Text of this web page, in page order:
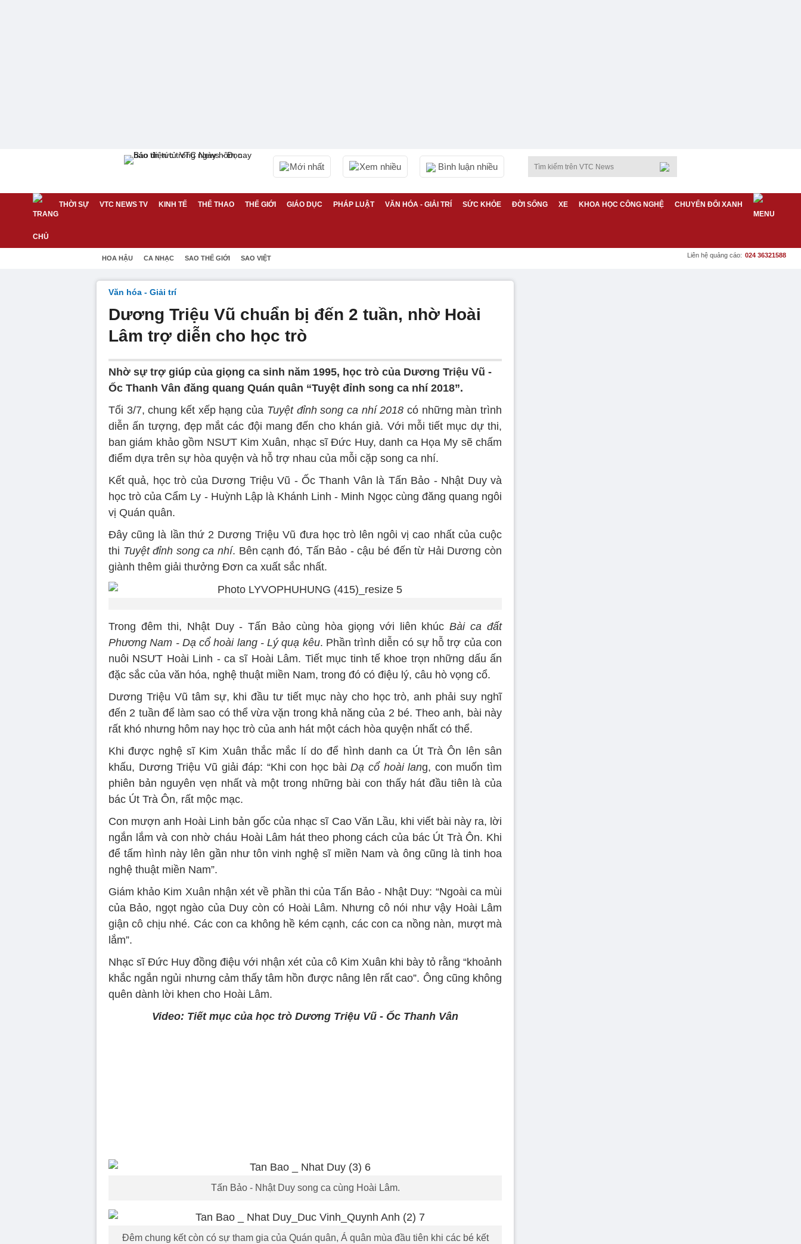
Mới nhất Xem nhiều Bình luận nhiều
THỜI SỰ VTC NEWS TV KINH TẾ THỂ THAO THẾ GIỚI GIÁO DỤC PHÁP LUẬT VĂN HÓA - GIẢI TRÍ SỨC KHỎE ĐỜI SỐNG XE KHOA HỌC CÔNG NGHỆ CHUYỂN ĐỔI XANH
HOA HẬU CA NHẠC SAO THẾ GIỚI SAO VIỆT Liên hệ quảng cáo: 024 36321588
Văn hóa - Giải trí
Dương Triệu Vũ chuẩn bị đến 2 tuần, nhờ Hoài
Lâm trợ diễn cho học trò
Nhờ sự trợ giúp của giọng ca sinh năm 1995, học trò của Dương Triệu Vũ -
Ốc Thanh Vân đăng quang Quán quân “Tuyệt đỉnh song ca nhí 2018”.
Tối 3/7, chung kết xếp hạng của Tuyệt đỉnh song ca nhí 2018 có những màn trình
diễn ấn tượng, đẹp mắt các đội mang đến cho khán giả. Với mỗi tiết mục dự thi,
ban giám khảo gồm NSƯT Kim Xuân, nhạc sĩ Đức Huy, danh ca Họa My sẽ chấm
điểm dựa trên sự hòa quyện và hỗ trợ nhau của mỗi cặp song ca nhí.
Kết quả, học trò của Dương Triệu Vũ - Ốc Thanh Vân là Tấn Bảo - Nhật Duy và
học trò của Cẩm Ly - Huỳnh Lập là Khánh Linh - Minh Ngọc cùng đăng quang ngôi
vị Quán quân.
Đây cũng là lần thứ 2 Dương Triệu Vũ đưa học trò lên ngôi vị cao nhất của cuộc
thi Tuyệt đỉnh song ca nhí. Bên cạnh đó, Tấn Bảo - cậu bé đến từ Hải Dương còn
giành thêm giải thưởng Đơn ca xuất sắc nhất.
Trong đêm thi, Nhật Duy - Tấn Bảo cùng hòa giọng với liên khúcBài ca đất
Phương Nam - Dạ cổ hoài lang - Lý quạ kêu. Phần trình diễn có sự hỗ trợ của con
nuôi NSƯT Hoài Linh - ca sĩ Hoài Lâm. Tiết mục tinh tế khoe trọn những dấu ấn
đặc sắc của văn hóa, nghệ thuật miền Nam, trong đó có điệu lý, câu hò vọng cổ.
Dương Triệu Vũ tâm sự, khi đầu tư tiết mục này cho học trò, anh phải suy nghĩ
đến 2 tuần để làm sao có thể vừa vặn trong khả năng của 2 bé. Theo anh, bài này
rất khó nhưng hôm nay học trò của anh hát một cách hòa quyện nhất có thể.
Khi được nghệ sĩ Kim Xuân thắc mắc lí do để hình danh ca Út Trà Ôn lên sân
khấu, Dương Triệu Vũ giải đáp: “Khi con học bàiDạ cổ hoài lang, con muốn tìm
phiên bản nguyên vẹn nhất và một trong những bài con thấy hát đầu tiên là của
bác Út Trà Ôn, rất mộc mạc.
Con mượn anh Hoài Linh bản gốc của nhạc sĩ Cao Văn Lầu, khi viết bài này ra, lời
ngắn lắm và con nhờ cháu Hoài Lâm hát theo phong cách của bác Út Trà Ôn. Khi
để tấm hình này lên gần như tôn vinh nghệ sĩ miền Nam và ông cũng là tinh hoa
nghệ thuật miền Nam”.
Giám khảo Kim Xuân nhận xét về phần thi của Tấn Bảo - Nhật Duy: “Ngoài ca mùi
của Bảo, ngọt ngào của Duy còn có Hoài Lâm. Nhưng cô nói như vậy Hoài Lâm
giận cô chịu nhé. Các con ca không hề kém cạnh, các con ca nồng nàn, mượt mà
lắm”.
Nhạc sĩ Đức Huy đồng điệu với nhận xét của cô Kim Xuân khi bày tỏ rằng “khoảnh
khắc ngắn ngủi nhưng cảm thấy tâm hồn được nâng lên rất cao”. Ông cũng không
quên dành lời khen cho Hoài Lâm.
Video: Tiết mục của học trò Dương Triệu Vũ - Ốc Thanh Vân
Tấn Bảo - Nhật Duy song ca cùng Hoài Lâm.
Đêm chung kết còn có sự tham gia của Quán quân, Á quân mùa đầu tiên khi các bé kết